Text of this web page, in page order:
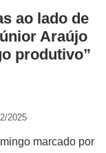
ao lado de
Araújo
produtivo”
2025
marcado por